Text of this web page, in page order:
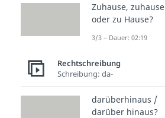
Zuhause, zuhause
oder zu Hause?
3/3 – Dauer: 02:19
Rechtschreibung
Schreibung: da-
darüberhinaus /
darüber hinaus?